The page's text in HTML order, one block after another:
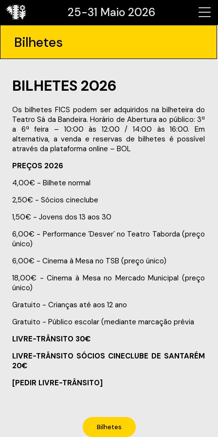
25-31 Maio 2026
Bilhetes
BILHETES 2026
Os bilhetes FICS podem ser adquiridos na bilheteira do
Teatro Sá da Bandeira. Horário de Abertura ao público: 3ª
a 6ª feira – 10:00 às 12:00 / 14:00 às 16:00. Em
alternativa, a venda e reservas de bilhetes é possível
através da plataforma online – BOL
PREÇOS 2026
4,00€ - Bilhete normal
2,50€ - Sócios cineclube
1,50€ - Jovens dos 13 aos 30
6,00€ - Performance ´Desver´ no Teatro Taborda (preço
único)
6,00€ - Cinema à Mesa no TSB (preço único)
18,00€ -Cinema à Mesa no Mercado Municipal (preço
único)
Gratuito - Crianças até aos 12 ano
Gratuito - Público escolar (mediante marcação prévia
LIVRE-TRÂNSITO 30€
LIVRE-TRÂNSITO SÓCIOS CINECLUBE DE SANTARÉM
20€
[PEDIR LIVRE-TRÂNSITO]
Bilhetes